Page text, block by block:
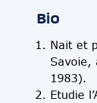
Bio
Nait et
Savoie,
1983).
Etudie